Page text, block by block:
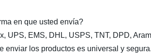
en que usted envía?
UPS, EMS, DHL, USPS, TNT, DPD,
enviar los productos es universal y